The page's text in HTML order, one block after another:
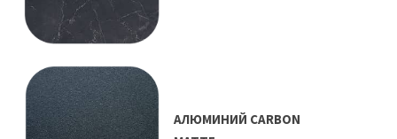
АЛЮМИНИЙ CARBON